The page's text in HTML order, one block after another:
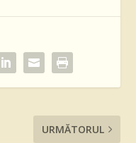
URMĂTORUL